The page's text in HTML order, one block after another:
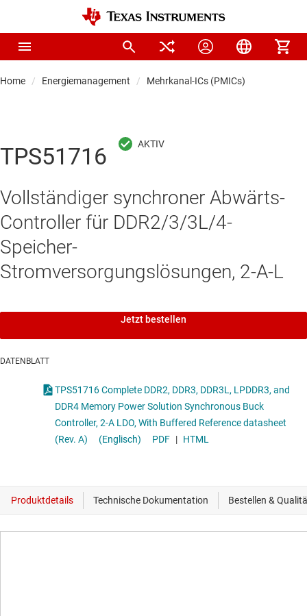
Home Energiemanagement Mehrkanal-ICs (PMICs)
TPS51716
Vollständiger synchroner Abwärts-
Controller für DDR2/3/3L/4-
Speicher-
Stromversorgungslösungen, 2-A-L
Jetzt bestellen
DATENBLATT
TPS51716 Complete DDR2, DDR3, DDR3L, LPDDR3, and
DDR4 Memory Power Solution Synchronous Buck
Controller, 2-A LDO, With Buffered Reference datasheet
(Rev. A)
(Englisch) PDF | HTML